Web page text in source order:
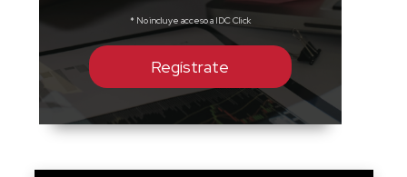
* No incluye acceso a IDC Click
Regístrate